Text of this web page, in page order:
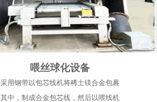
喂丝球化设备
采用钢带以包芯线机将稀土镁合金包裹
其中，制成合金包芯线，然后以喂线机